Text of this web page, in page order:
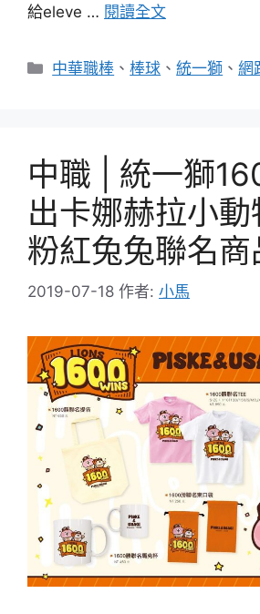
給eleve … 閱讀全文
分
中華職棒 、棒球 、統一獅 、網
中職 | 統一獅
出卡娜赫拉小動
粉紅兔兔聯名商
2019-07-18 作者: 小馬